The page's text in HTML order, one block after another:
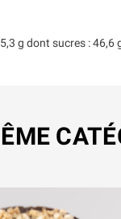
g dont sucres : 46,6